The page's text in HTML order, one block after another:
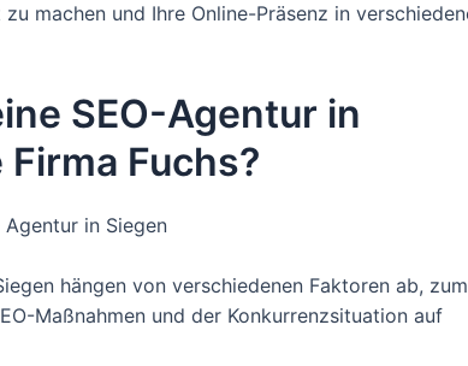
machen und Ihre Online-Präsenz in
SEO-Agentur in
Fuchs?
in Siegen
hängen von verschiedenen Faktoren ab, zum
Maßnahmen und der Konkurrenzsituation auf